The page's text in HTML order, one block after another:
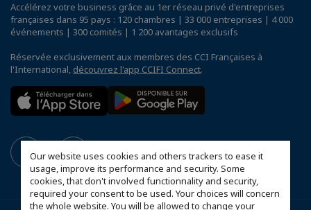
Our website uses cookies and others trackers to ease it
usage, improve its performance and security. Some
cookies, that don't involved functionnality and security,
required your consent to be used. Your choices will concern
the whole website. You will be allowed to change your
Accélérez votre business grâce au 1er réseau privé d'entreprises
françaises dans 95 pays : 120 chambres | 33 000 entreprises | 4 000
événements | 300 comités | 1 200 avantages exclusifs
Réservée exclusivement aux membres des CCI Françaises à
l'International, découvrez l'app CCIFI Connect.